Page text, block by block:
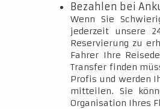
Bezahlen bei
Wenn Sie
jederzeit unsere
Reservierung zu
Fahrer Ihre
Transfer finden
Profis und werden
mitteilen. Sie
Organisation Ihres